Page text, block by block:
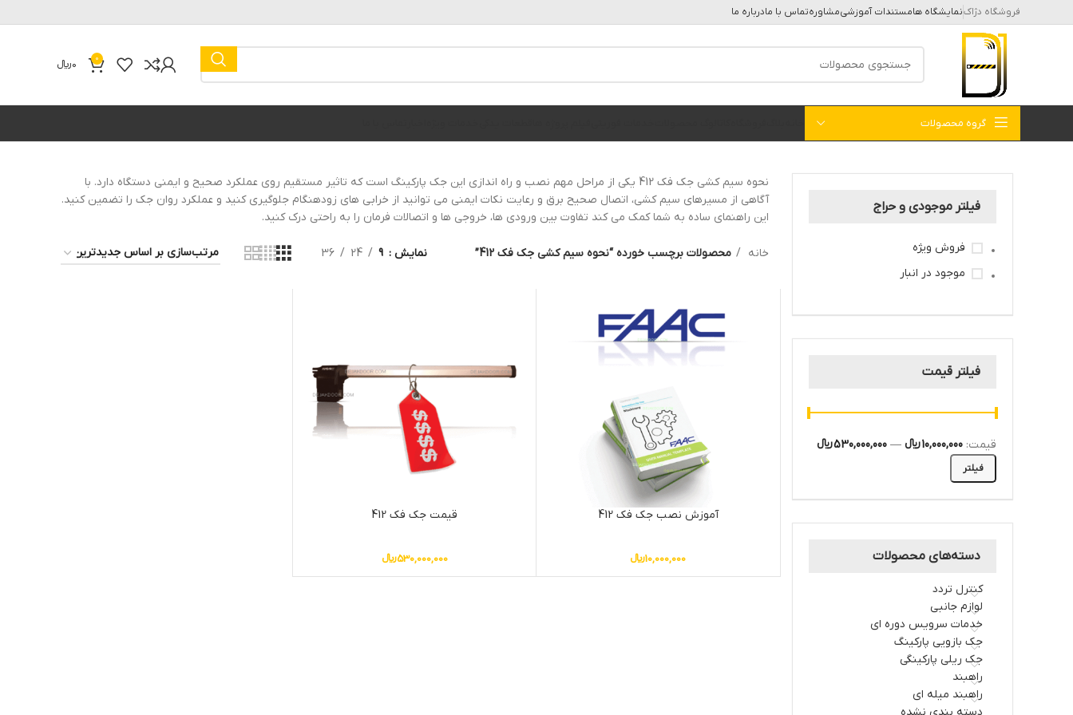
فروشگاه دژاکنمایشگاه هامستندات آموزشیمشاورهتماس با مادرباره ما
0
0﷼
گروه محصولات
فیلتر موجودی و حراج
فروش ویژه
موجود در انبار
فیلتر قیمت
فیلتر
قیمت: 10,000,000 ﷼ — 530,000,000 ﷼
دسته‌های محصولات
کنترل تردد
لوازم جانبی
خدمات سرویس دوره ای
جک بازویی پارکینگ
جک ریلی پارکینگی
راهبند
راهبند میله ای
نحوه سیم کشی جک فک 412 یکی از مراحل مهم نصب و راه اندازی این جک پارکینگ است که تاثیر مستقیم روی عملکرد صحیح و ایمنی دستگاه دارد. با
آگاهی از مسیرهای سیم کشی، اتصال صحیح برق و رعایت نکات ایمنی می توانید از خرابی های زودهنگام جلوگیری کنید و عملکرد روان جک را تضمین کنید.
این راهنمای ساده به شما کمک می کند تفاوت بین ورودی ها، خروجی ها و اتصالات فرمان را به راحتی درک کنید.
خانه محصولات برچسب خورده “نحوه سیم کشی جک فک 412” نمایش 9
24
36
آموزش نصب جک فک 412
10,000,000﷼
قیمت جک فک 412
530,000,000﷼